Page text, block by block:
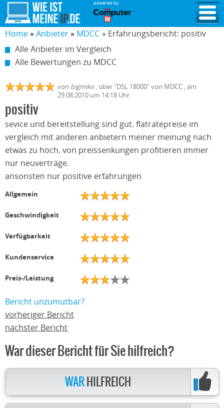
powered by
Home Anbieter MDCC » Erfahrungsbericht: positiv
Alle Anbieter im Vergleich
Alle Bewertungen zu MDCC
von bigmike, über "DSL 18000" von MDCC , am
29.08.2010 um 14:18 Uhr
positiv
sevice und bereitstellung sind gut. flatratepreise im
vergleich mit anderen anbietern meiner meinung nach
etwas zu hoch. von preissenkungen profitieren immer
nur neuverträge.
ansonsten nur positive erfahrungen
Allgemein
Geschwindigkeit
Verfügbarkeit
Kundenservice
Preis-/Leistung
Bericht unzumutbar?
vorheriger Bericht
nächster Bericht
War dieser Bericht für Sie hilfreich?
WAR HILFREICH